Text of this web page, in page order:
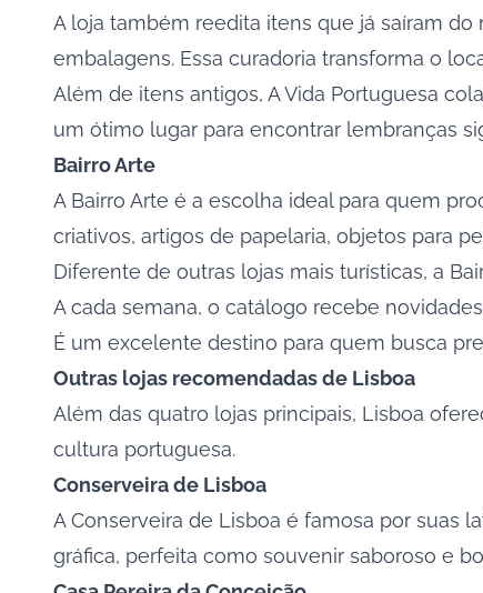
A loja também reedita itens que já saíram
embalagens. Essa curadoria transforma o
Além de itens antigos, A Vida Portuguesa
um ótimo lugar para encontrar lembranças
Bairro Arte
A Bairro Arte é a escolha ideal para quem
criativos, artigos de papelaria, objetos para
Diferente de outras lojas mais turísticas, a
A cada semana, o catálogo recebe
É um excelente destino para quem busca
Outras lojas recomendadas de Lisboa
Além das quatro lojas principais, Lisboa
cultura portuguesa.
Conserveira de Lisboa
A Conserveira de Lisboa é famosa por suas
gráfica, perfeita como souvenir saboroso e